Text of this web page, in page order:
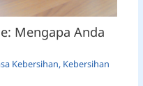
Mengapa Anda
Kebersihan, Kebersihan